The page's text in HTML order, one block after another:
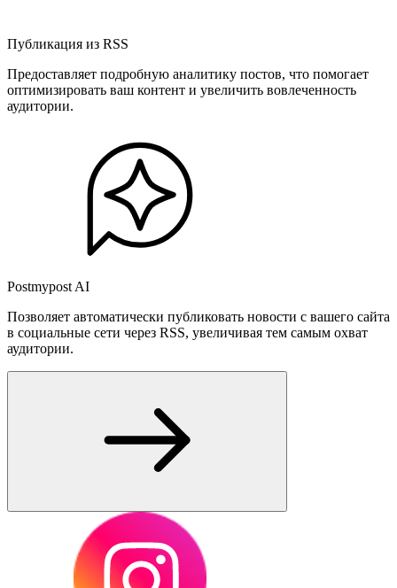
Публикация из RSS
Предоставляет подробную аналитику постов, что помогает
оптимизировать ваш контент и увеличить вовлеченность
аудитории.
Postmypost AI
Позволяет автоматически публиковать новости с вашего сайта
в социальные сети через RSS, увеличивая тем самым охват
аудитории.